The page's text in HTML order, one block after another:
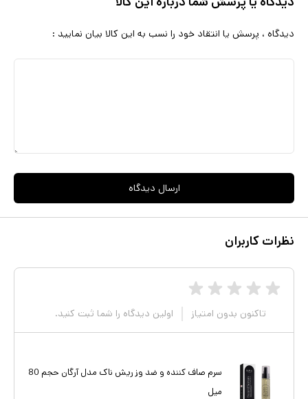
دیدگاه ، پرسش یا انتقاد خود را نسب به این کالا بیان نمایید :
ارسال دیدگاه
نظرات کاربران
تاکنون بدون امتیاز اولین دیدگاه را شما ثبت کنید.
سرم صاف کننده و ضد وز ریش ناک مدل آرگان حجم 80
میل